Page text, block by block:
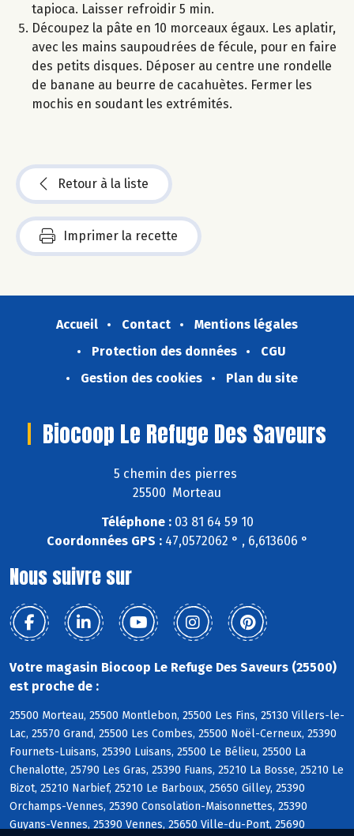
tapioca. Laisser refroidir 5 min.
Découpez la pâte en 10 morceaux égaux. Les aplatir,
avec les mains saupoudrées de fécule, pour en faire
des petits disques. Déposer au centre une rondelle
de banane au beurre de cacahuètes. Fermer les
mochis en soudant les extrémités.
Retour à la liste
Imprimer la recette
Accueil Contact
Mentions légales
Protection des données
CGU
Gestion des cookies
Plan du site
Biocoop Le Refuge Des Saveurs
5 chemin des pierres
25500 Morteau
Téléphone :03 81 64 59 10
Coordonnées GPS :47,0572062 ° , 6,613606 °
Nous suivre sur
Votre magasin Biocoop Le Refuge Des Saveurs (25500)
est proche de :
25500 Morteau, 25500 Montlebon, 25500 Les Fins, 25130 Villers-le-
Lac, 25570 Grand, 25500 Les Combes, 25500 Noël-Cerneux, 25390
Fournets-Luisans, 25390 Luisans, 25500 Le Bélieu, 25500 La
Chenalotte, 25790 Les Gras, 25390 Fuans, 25210 La Bosse, 25210 Le
Bizot, 25210 Narbief, 25210 Le Barboux, 25650 Gilley, 25390
Orchamps-Vennes, 25390 Consolation-Maisonnettes, 25390
Guyans-Vennes, 25390 Vennes, 25650 Ville-du-Pont, 25690